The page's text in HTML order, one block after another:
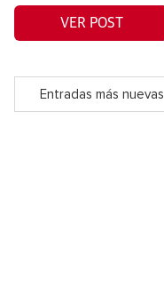
VER POST
Entradas más nuevas